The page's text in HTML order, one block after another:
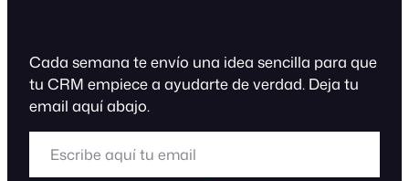
Cada semana te envío una idea sencilla para que
tu CRM empiece a ayudarte de verdad. Deja tu
email aquí abajo.
Escribe aquí tu email